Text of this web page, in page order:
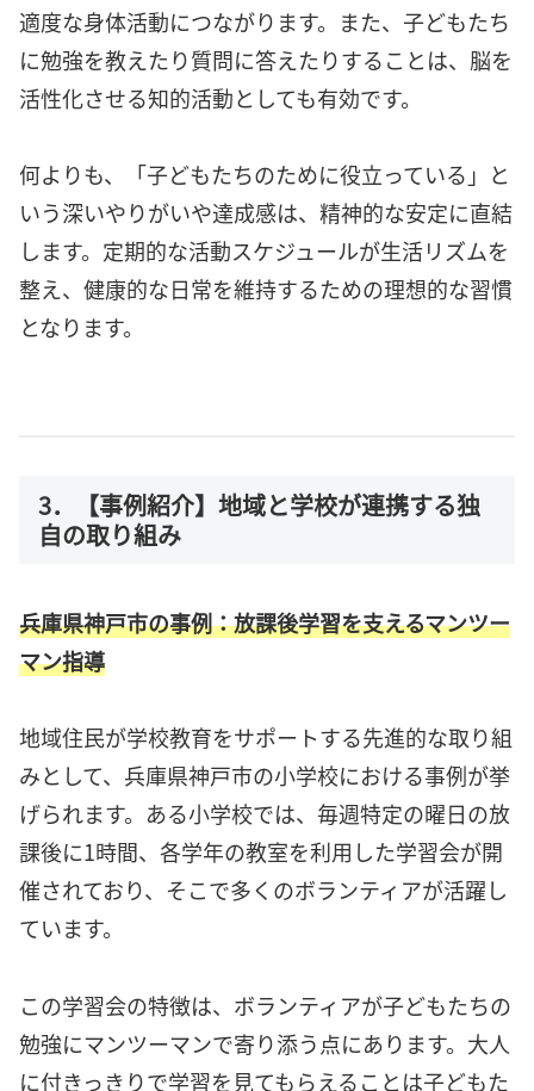
適度な身体活動につながります。また、子どもたち
に勉強を教えたり質問に答えたりすることは、脳を
活性化させる知的活動としても有効です。
何よりも、「子どもたちのために役立っている」と
いう深いやりがいや達成感は、精神的な安定に直結
します。定期的な活動スケジュールが生活リズムを
整え、健康的な日常を維持するための理想的な習慣
となります。
3．【事例紹介】地域と学校が連携する独
自の取り組み
兵庫県神戸市の事例：放課後学習を支えるマンツー
マン指導
地域住民が学校教育をサポートする先進的な取り組
みとして、兵庫県神戸市の小学校における事例が挙
げられます。ある小学校では、毎週特定の曜日の放
課後に1時間、各学年の教室を利用した学習会が開
催されており、そこで多くのボランティアが活躍し
ています。
この学習会の特徴は、ボランティアが子どもたちの
勉強にマンツーマンで寄り添う点にあります。大人
に付きっきりで学習を見てもらえることは子どもた